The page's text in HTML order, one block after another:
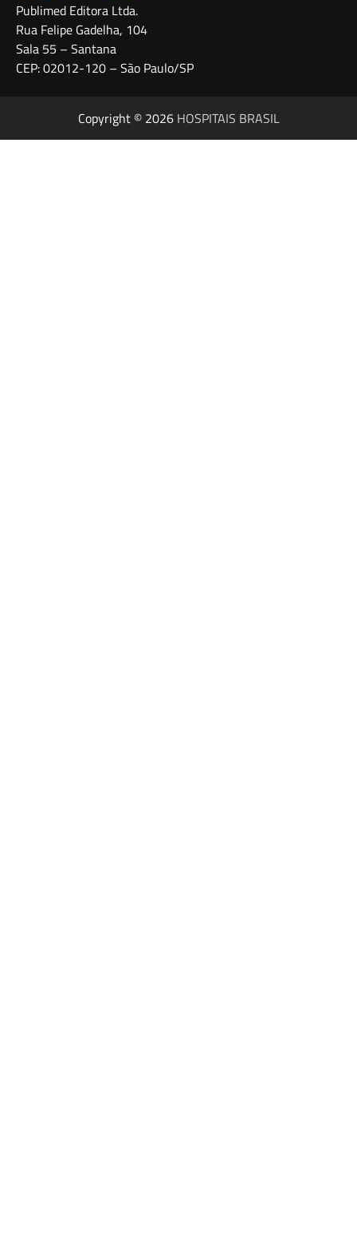
Publimed Editora Ltda.
Rua Felipe Gadelha, 104
Sala 55 – Santana
CEP: 02012-120 – São Paulo/SP
Copyright © 2026 HOSPITAIS BRASIL